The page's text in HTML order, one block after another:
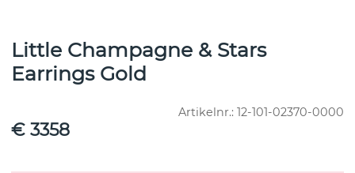
Little Champagne & Stars
Earrings Gold
Artikelnr.: 12-101-02370-0000
€ 3358